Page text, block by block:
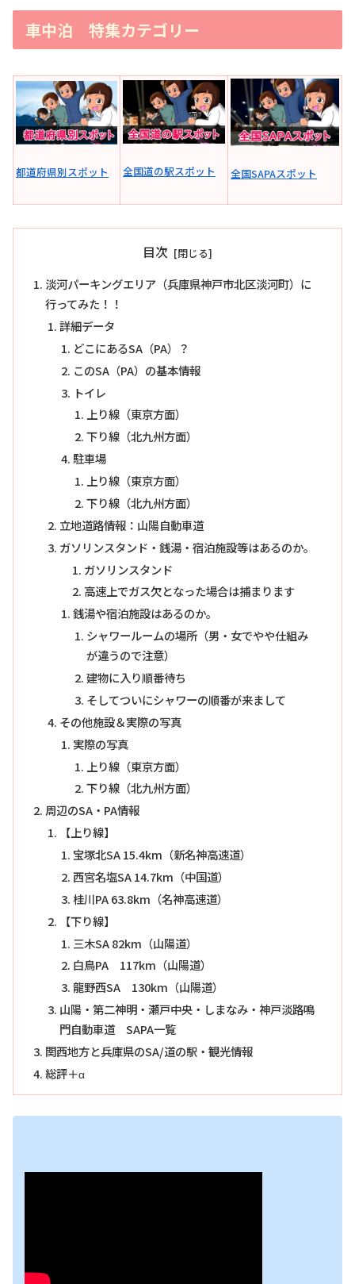
車中泊 特集カテゴリー
都道府県別スポット 全国道の駅スポット 全国SAPAスポット
目次
淡河パーキングエリア（兵庫県神戸市北区淡河町）に
行ってみた！！
詳細データ
どこにあるSA（PA）？
このSA（PA）の基本情報
トイレ
上り線（東京方面）
下り線（北九州方面）
駐車場
上り線（東京方面）
下り線（北九州方面）
立地道路情報：山陽自動車道
ガソリンスタンド・銭湯・宿泊施設等はあるのか。
ガソリンスタンド
高速上でガス欠となった場合は捕まります
銭湯や宿泊施設はあるのか。
シャワールームの場所（男・女でやや仕組み
が違うので注意）
建物に入り順番待ち
そしてついにシャワーの順番が来まして
その他施設＆実際の写真
実際の写真
上り線（東京方面）
下り線（北九州方面）
周辺のSA・PA情報
【上り線】
宝塚北SA 15.4km（新名神高速道）
西宮名塩SA 14.7km（中国道）
桂川PA 63.8km（名神高速道）
【下り線】
三木SA 82km（山陽道）
白鳥PA 117km（山陽道）
龍野西SA 130km（山陽道）
山陽・第二神明・瀬戸中央・しまなみ・神戸淡路鳴
門自動車道 SAPA一覧
関西地方と兵庫県のSA/道の駅・観光情報
総評＋α